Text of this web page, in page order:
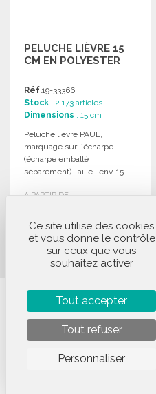
PELUCHE LIÈVRE 15
CM EN POLYESTER
Réf.19-33366
Stock : 2 173 articles
Dimensions : 15 cm
Peluche lièvre PAUL,
marquage sur l´écharpe
(écharpe emballé
séparément) Taille : env. 15
A PARTIR DE
COMMANDER
Demander un devis
1 2 3 4 5 6
Paiement sécurisé
Ce site utilise des cookies
et vous donne le contrôle
sur ceux que vous
souhaitez activer
Tout accepter
Tout refuser
Personnaliser